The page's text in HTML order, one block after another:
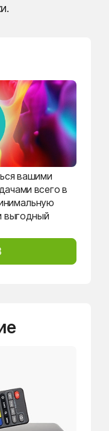
вашими
всего в
выгодный